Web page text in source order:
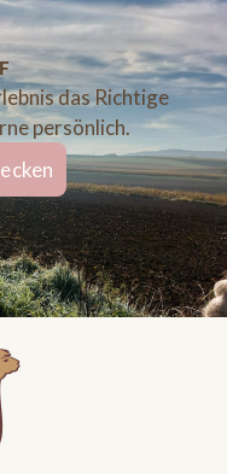
das Richtige
persönlich.